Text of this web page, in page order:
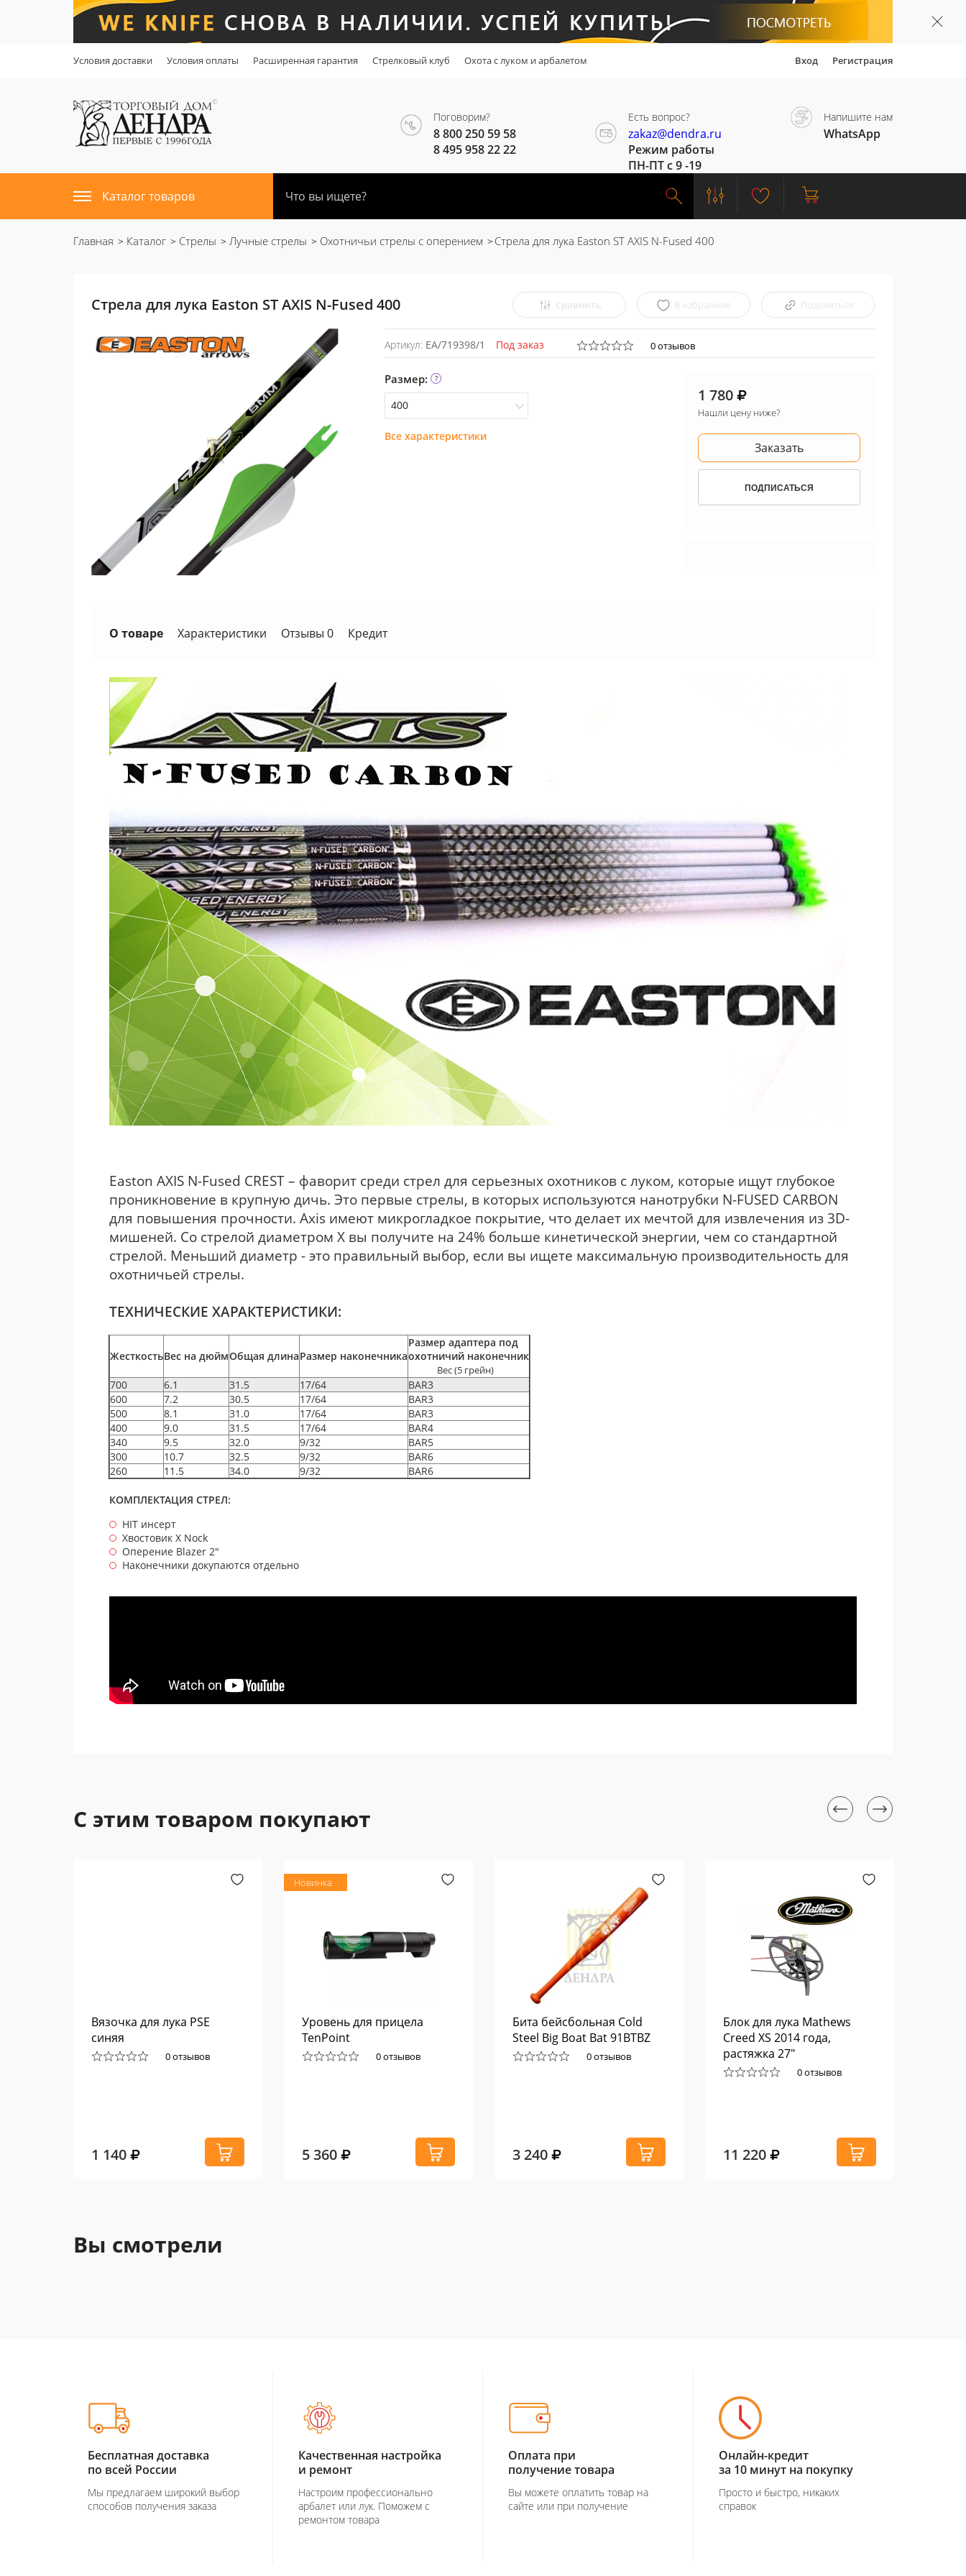
Условия доставки Условия оплаты Расширенная гарантия Стрелковый клуб Охота с луком и арбалетом Вход Регистрация
Поговорим?
8 800 250 59 58
8 495 958 22 22
Есть вопрос?
zakaz@dendra.ru
Режим работы
ПН-ПТ с 9 -19
Напишите нам
WhatsApp
Каталог товаров
Главная Каталог Стрелы Лучные стрелы Охотничьи стрелы с оперением Стрела для лука Easton ST AXIS N-Fused 400
Стрела для лука Easton ST AXIS N-Fused 400 Сравнить В избранное Поделиться
Артикул: EA/719398/1 Под заказ 0 отзывов
Размер:
400
400
Все характеристики
1 780
Нашли цену ниже?
Заказать
ПОДПИСАТЬСЯ
О товаре Характеристики Отзывы 0 Кредит
Easton AXIS N-Fused CREST – фаворит среди стрел для серьезных охотников с луком, которые ищут глубокое
проникновение в крупную дичь. Это первые стрелы, в которых используются нанотрубки N-FUSED CARBON
для повышения прочности. Axis имеют микрогладкое покрытие, что делает их мечтой для извлечения из 3D-
мишеней. Со стрелой диаметром X вы получите на 24% больше кинетической энергии, чем со стандартной
стрелой. Меньший диаметр - это правильный выбор, если вы ищете максимальную производительность для
охотничьей стрелы.
ТЕХНИЧЕСКИЕ ХАРАКТЕРИСТИКИ:
ЖесткостьВес на дюймОбщая длинаРазмер наконечника
Размер адаптера под
охотничий наконечник
Вес (5 грейн)
700 6.1 31.5 17/64
BAR3
600
7.2 30.5 17/64
BAR3
500
8.1 31.0 17/64
BAR3
400
9.0 31.5 17/64
BAR4
340
9.5 32.0 9/32
BAR5
300
10.7 32.5 9/32
BAR6
260
11.5 34.0 9/32 BAR6
КОМПЛЕКТАЦИЯ СТРЕЛ:
HIT инсерт
Хвостовик X Nock
Оперение Blazer 2"
Наконечники докупаются отдельно
С этим товаром покупают
Вязочка для лука PSE
синяя
0 отзывов
1 140
Новинка
Уровень для прицела
TenPoint
0 отзывов
5 360
Бита бейсбольная Cold
Steel Big Boat Bat 91BTBZ
0 отзывов
3 240
Блок для лука Mathews
Creed XS 2014 года,
растяжка 27"
0 отзывов
11 220
Вы смотрели
Бесплатная доставка
по всей России
Мы предлагаем широкий выбор
способов получения заказа
Качественная настройка
и ремонт
Настроим профессионально
арбалет или лук. Поможем с
ремонтом товара
Оплата при
получение товара
Вы можете оплатить товар на
сайте или при получение
Онлайн-кредит
за 10 минут на покупку
Просто и быстро, никаких
справок